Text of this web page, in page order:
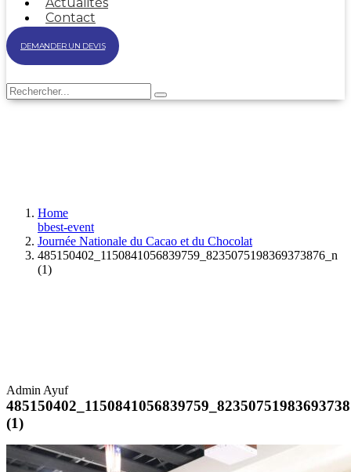
Actualités
Contact
DEMANDER UN DEVIS
Home
bbest-event
Journée Nationale du Cacao et du Chocolat
485150402_1150841056839759_8235075198369373876_n
(1)
Admin Ayuf
(1)